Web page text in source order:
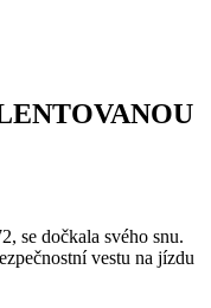
se dočkala svého snu.
vestu na jízdu